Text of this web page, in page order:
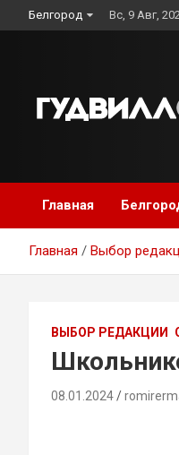
to
Белгород Вс, 9 Авг,
Главная
Главная Выбор
ВЫБОР РЕДАКЦИИ
08.01.2024